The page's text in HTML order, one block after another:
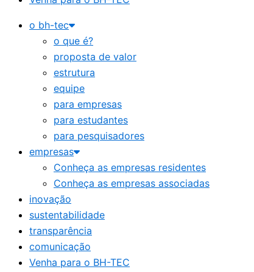
o bh-tec
o que é?
proposta de valor
estrutura
equipe
para empresas
para estudantes
para pesquisadores
empresas
Conheça as empresas residentes
Conheça as empresas associadas
inovação
sustentabilidade
transparência
comunicação
Venha para o BH-TEC